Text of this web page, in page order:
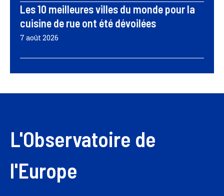
Les 10 meilleures villes du monde pour la
cuisine de rue ont été dévoilées
7 août 2026
L'Observatoire de
l'Europe